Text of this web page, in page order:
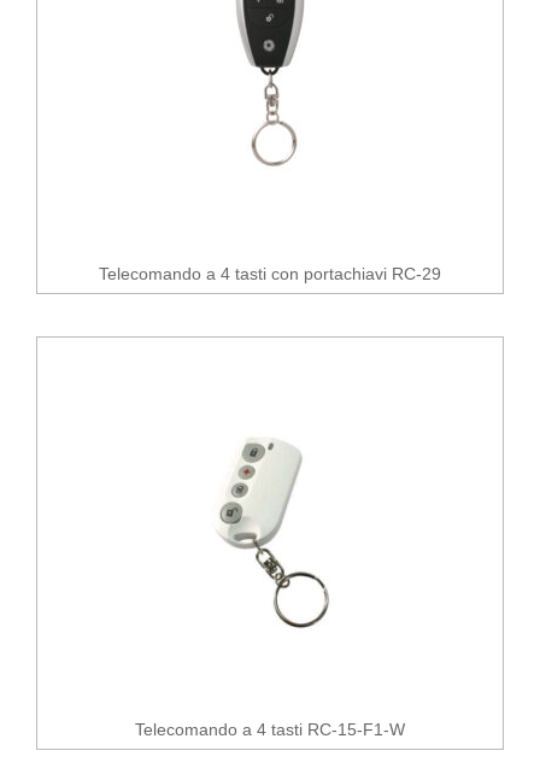
Telecomando a 4 tasti con portachiavi RC-29
Telecomando a 4 tasti RC-15-F1-W